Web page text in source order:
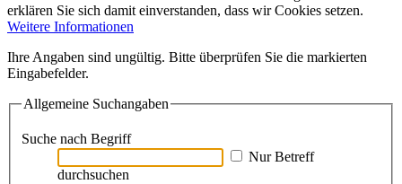
erklären Sie sich damit einverstanden, dass wir Cookies setzen.
Weitere Informationen
Ihre Angaben sind ungültig. Bitte überprüfen Sie die markierten
Eingabefelder.
Allgemeine Suchangaben
Suche nach Begriff
Nur Betreff
durchsuchen